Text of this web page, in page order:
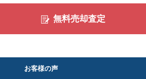
無料売却査定
お客様の声